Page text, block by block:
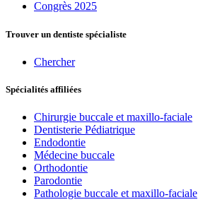
Congrès 2025
Trouver un dentiste spécialiste
Chercher
Spécialités affiliées
Chirurgie buccale et maxillo-faciale
Dentisterie Pédiatrique
Endodontie
Médecine buccale
Orthodontie
Parodontie
Pathologie buccale et maxillo-faciale